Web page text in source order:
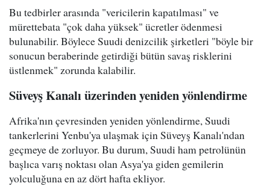
Bu tedbirler arasında "vericilerin kapatılması" ve
mürettebata "çok daha yüksek" ücretler ödenmesi
bulunabilir. Böylece Suudi denizcilik şirketleri "böyle bir
sonucun beraberinde getirdiği bütün savaş risklerini
üstlenmek" zorunda kalabilir.
Süveyş Kanalı üzerinden yeniden yönlendirme
Afrika'nın çevresinden yeniden yönlendirme, Suudi
tankerlerini Yenbu'ya ulaşmak için Süveyş Kanalı'ndan
geçmeye de zorluyor. Bu durum, Suudi ham petrolünün
başlıca varış noktası olan Asya'ya giden gemilerin
yolculuğuna en az dört hafta ekliyor.